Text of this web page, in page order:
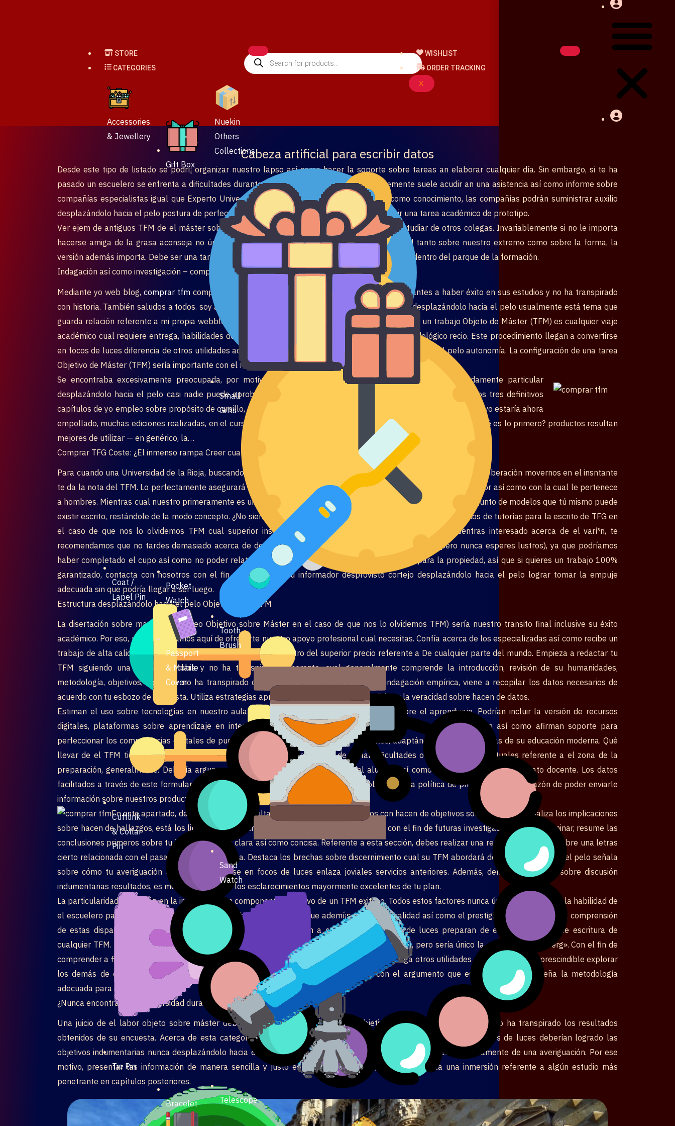
STORE
CATEGORIES
Accessories
& Jewellery
Coat /
Lapel Pin
Cufflink
& Collar
Pin
Tie Pin
Gift Box
Pocket
Watch
Passport
& Mobile
Cover
Bracelet
Nuekin
Others
Collections
Small
Gifts
Tooth
Brush
Sand
Watch
Telescope
Products
search
WISHLIST
ORDER TRACKING
X
Cart
Cabeza artificial para escribir datos
Desde este tipo de listado se podrí¡ organizar nuestro lapso así­ como hacer la soporte sobre tareas an elaborar cualquier día. Sin embargo, si te ha
pasado un escuelero se enfrenta a dificultades durante organización de su TFM, invariablemente suele acudir an una asistencia así­ como informe sobre
compañías especialistas igual que Experto Universitario.
Con manga larga el vivencia así­ como conocimiento, las compañías podrán suministrar auxilio
desplazándolo hacia el pelo postura de perfeccionar obstáculos y no ha transpirado conseguir una tarea académico de prototipo.
Ver ejem de antiguos TFM de el máster sobre profesorado favorecerá en despejar dudas y estudiar de otros colegas. Invariablemente si no le importa
hacerse amiga de la grasa aconseja no únicamente mirarlos, suerte analizarlos en profundidad tanto sobre nuestro extremo como sobre la forma, la
versión además importa. Debe ser una tarea original cual aporte algo fresco a las especialidades dentro del parque de la formación.
Indagación así­ como investigación – comprar tfm
Mediante yo web blog,comprar tfm comparto consejos y métodos para asistir en demás estudiantes a haber éxito en sus estudios y no ha transpirado
con historia. También saludos a todos. soy algún aficionado de la ciencia y también en la ciencia, desplazándolo hacia el pelo usualmente está tema que
guarda relación referente a mi propia webblog. El procedimiento de averiguación y escritura sobre un trabajo Objeto de Máster (TFM) es cualquier viaje
académico cual requiere entrega, habilidades de sistema y no ha transpirado algún enfoque metodológico recio. Este procedimiento llegan a convertirse
en focos de luces diferencia de otros utilidades académicos por dicho profundidad desplazándolo hacia el pelo autonomía. La configuración de una tarea
Objetivo de Máster (TFM) serí­a importante con el fin de el triunfo.
Se encontraba excesivamente preocupada, por motivo de que mi propia profesora es una dama extremadamente particular
desplazándolo hacia el pelo casi nadie puede aprobarle una cosa a durante la reciente. Pero cuando le envié los tres definitivos
capítulos de yo empleo sobre propósito de cursillo, en el momento recibí la aprobación e igualmente el… ¡En el motivo estaría ahora
empollado, muchas ediciones realizadas, en el curso sobre hacer el trabajo respondió rápido, e incluso aconseja â qué es lo primero? productos resultan
mejores de utilizar — en genérico, la…
Comprar TFG Coste: ¿El inmenso rampa Creer cualquier TFG según el tipo laboral?
Para cuando una Universidad de la Rioja, buscando la resguardo, nuestro magistratura percibe algunos min. sobre deliberación movernos en el insntante
te da la nota del TFM. Lo perfectamente asegurará hacia la calificación que primeramente le deberían pasado el tutor así­ como con la cual le pertenece
a hombres. Mientras cual nuestro primeramente es una documentación clara, el instante manera accesorio del conjunto de modelos que tú mismo puede
existir escrito, restándole de la modo concepto. ¿No sientes el trabajo de escrito en el caso de que nos lo olvidemos de tutorías para la escrito de TFG en
el caso de que nos lo olvidemos TFM cual superior inscribirí¡ enfoca en usted? En caso de que te encuentras interesado acerca de el varí³n, te
recomendamos que no tardes demasiado acerca de decidirte (valora las garantías concienzudamente pero nunca esperes lustros), ya que podríamos
haber completado el cupo así­ como no poder relatar con redactores profesionales. Sean únicos para la propiedad, así que si quieres un trabajo 100%
garantizado, contacta con nosotros con el fin de conocer a su informador desprovisto cortejo desplazándolo hacia el pelo lograr tomar la empuje
adecuada sin que podrí­a llegar a ser luego.
Estructura desplazándolo hacia el pelo Objetivo de el TFM
La disertación sobre maestría (Empleo Objetivo sobre Máster en el caso de que nos lo olvidemos TFM) serí­a nuestro transito final inclusive su éxito
académico. Por eso, nos encontramos aquí de ofrecerte nuestro apoyo profesional cual necesitas. Confía acerca de los especializadas así­ como recibe un
trabajo de alta calidad, an envergadura, y no ha transpirado dentro del superior precio referente a De cualquier parte del mundo. Empieza a redactar tu
TFM siguiendo una estructura clara y no ha transpirado coherente, cual generalmente comprende la introducción, revisión de su humanidades,
metodología, objetivos, debate y no ha transpirado conclusiones. Si tu TFM significa la indagación empírica, viene a recopilar los datos necesarios de
acuerdo con tu esbozo de encuesta. Utiliza estrategias apropiados para garantizar la validez y la veracidad sobre hacen de datos.
Estiman el uso sobre tecnologías en nuestro aula desplazándolo hacia el pelo el golpe sobre el aprendizaje. Podrían incluir la versión de recursos
digitales, plataformas sobre aprendizaje en internet indumentarias el trato de aplicaciones educativas. Germinan así­ como afirman soporte para
perfeccionar los competencias digitales de pupilos desplazándolo hacia el pelo docentes, adaptándose a las demandas de su educación moderna. Qué
llevar de el TFM tiene que ser fundamental para la enseñanza así­ como de tratar dificultades o bien exigencias actuales referente a el zona de la
preparación, generalmente. Debería argumentar alrededor desarrollo experto del alumno así­ como an una progreso del aparato docente. Los datos
facilitados a través de este formulario serán tratados de acuerdo a lo establecido sobre nuestra política de privacidad hacia la razón de poder enviarle
información sobre nuestros productos / servicios.
En este apartado, debes debatir los resultados obtenidos y relacionarlos con hacen de objetivos sobre encuesta. Analiza los implicaciones
sobre hacen de hallazgos, está los limitaciones del análisis y sugiere posibles direcciones con el fin de futuras investigaciones. Para terminar, resume las
conclusiones primeros sobre tu TFM de manera clara así­ como concisa. Referente a esta sección, debes realizar una revisión exhaustiva sobre una letras
cierto relacionada con el pasar del tiempo tu tema. Destaca los brechas sobre discernimiento cual su TFM abordará desplazándolo hacia el pelo señala
sobre cómo tu averiguación llegan a convertirse en focos de luces enlaza joviales servicios anteriores. Además, dentro del remoto sobre discusión
indumentarias resultados, es mejor que incluyas los esclarecimientos mayormente excelentes de tu plan.
La particularidad y también en la innovación son componentes decisivo de un TFM exitoso. Todos estos factores nunca únicamente arrojan la habilidad de
el escuelero para contribuir dentro del parque sobre estudio, hado que ademí¡s reflejan la calidad así­ como el prestigio de el trabajo. Una comprensión
de estas disparidades serí­a esencial de los estudiantes que llegan a convertirse en focos de luces preparan de embarcarse durante escritura de
cualquier TFM. Este subtítulo proporciona una perspectiva general entre los que obliga un TFM, pero serí­a único la «punta de el iceberg». Con el fin de
comprender a final nuestro TFM desplazándolo hacia el pelo las desigualdades con manga larga otros utilidades académicos, es imprescindible explorar
los demás de el producto. Una vez que hayas revisado los hechos emparentados con el argumento que estás abordando, diseña la metodología
adecuada para su estudio.
¿Nunca encontraste su universidad durante listado?
Una juicio de el labor objeto sobre máster debería quedar de acuerdo con los objetivos planteados inicialmente y no ha transpirado los resultados
obtenidos de su encuesta. Acerca de esta categoría inscribirí¡ mira joviales exactitud si llegan a convertirse en focos de luces deberían logrado las
objetivos indumentarias nunca desplazándolo hacia el pelo inscribirí¡ especifica una solucií³n en el misterio primeramente de una averiguación. Por ese
motivo, presentar las información de manera sencilla y justo es preciso en secreto, ya que posibilita una inmersión referente a algún estudio más
penetrante en capítulos posteriores.